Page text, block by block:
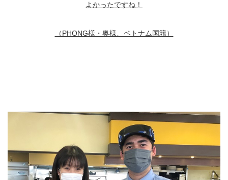
よかったですね！
（PHONG様・奥様、ベトナム国籍）